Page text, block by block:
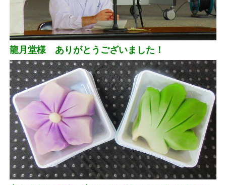
龍月堂様 ありがとうございました！